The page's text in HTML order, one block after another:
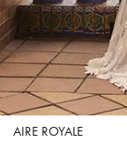
AIRE ROYALE